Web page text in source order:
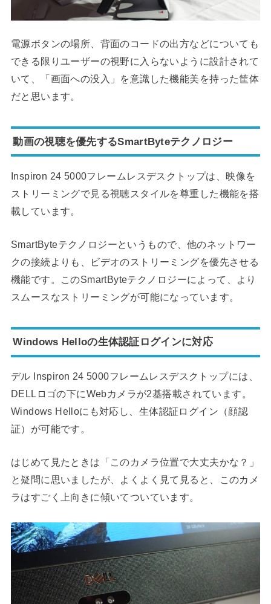
電源ボタンの場所、背面のコードの出方などについても
できる限りユーザーの視野に入らないように設計されて
いて、「画面への没入」を意識した機能美を持った筐体
だと思います。
動画の視聴を優先するSmartByteテクノロジー
Inspiron 24 5000フレームレスデスクトップは、映像を
ストリーミングで見る視聴スタイルを尊重した機能を搭
載しています。
SmartByteテクノロジーというもので、他のネットワー
クの接続よりも、ビデオのストリーミングを優先させる
機能です。このSmartByteテクノロジーによって、より
スムースなストリーミングが可能になっています。
Windows Helloの生体認証ログインに対応
デル Inspiron 24 5000フレームレスデスクトップには、
DELLロゴの下にWebカメラが2基搭載されています。
Windows Helloにも対応し、生体認証ログイン（顔認
証）が可能です。
はじめて見たときは「このカメラ位置で大丈夫かな？」
と疑問に思いましたが、よくよく見て見ると、このカメ
ラはすごく上向きに傾いてついています。